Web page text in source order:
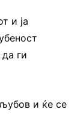
и ја
ги
љубов и ќе се